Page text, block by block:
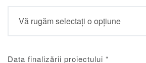
Data finalizării proiectului *